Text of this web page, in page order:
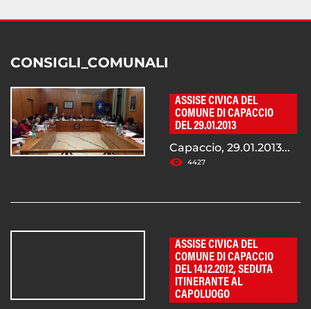
CONSIGLI_COMUNALI
ASSISE CIVICA DEL
COMUNE DI CAPACCIO
DEL 29.01.2013
Capaccio, 29.01.2013...
4427
ASSISE CIVICA DEL
COMUNE DI CAPACCIO
DEL 14.12.2012, SEDUTA
ITINERANTE AL
CAPOLUOGO